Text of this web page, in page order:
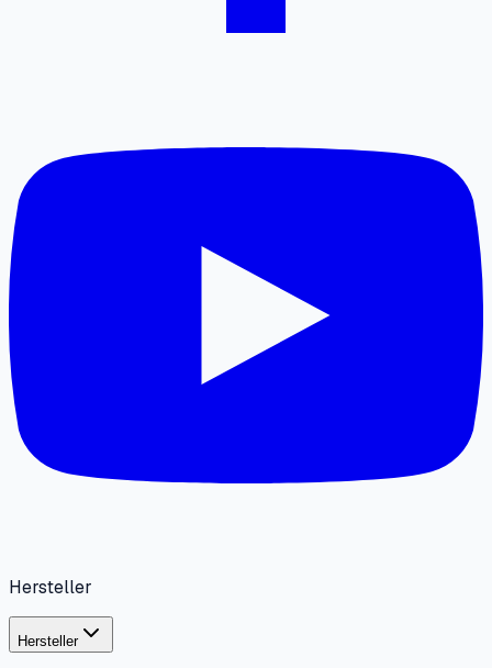
Hersteller
Hersteller